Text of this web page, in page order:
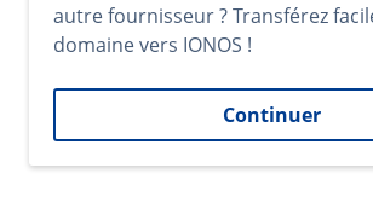
autre fournisseur ? Transférez
domaine vers IONOS !
Continuer